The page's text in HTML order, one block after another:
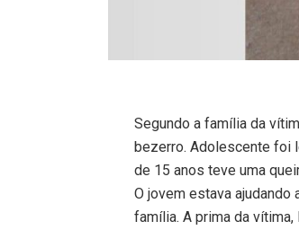
Segundo a família da
bezerro. Adolescente foi
de 15 anos teve uma
O jovem estava ajudando
família. A prima da vítima,